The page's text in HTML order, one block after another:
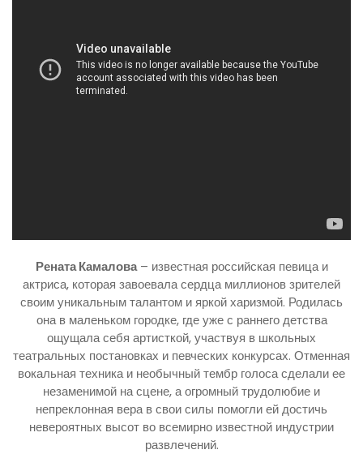
Рената Камалова– известная российская певица и
актриса, которая завоевала сердца миллионов зрителей
своим уникальным талантом и яркой харизмой. Родилась
она в маленьком городке, где уже с раннего детства
ощущала себя артисткой, участвуя в школьных
театральных постановках и певческих конкурсах. Отменная
вокальная техника и необычный тембр голоса сделали ее
незаменимой на сцене, а огромный трудолюбие и
непреклонная вера в свои силы помогли ей достичь
невероятных высот во всемирно известной индустрии
развлечений.